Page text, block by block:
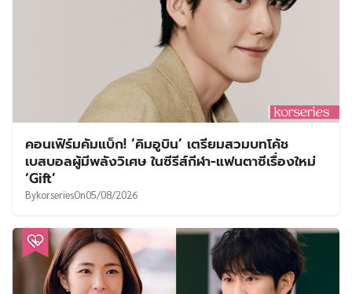
คอนเฟิร์มคัมแบ็ก! ‘คิมอูบิน’ เตรียมสวมบทโค้ช
เบสบอลผู้มีพลังวิเศษ ในซีรีส์กีฬา-แฟนตาซีเรื่องใหม่
‘Gift’
BykorseriesOn05/08/2026